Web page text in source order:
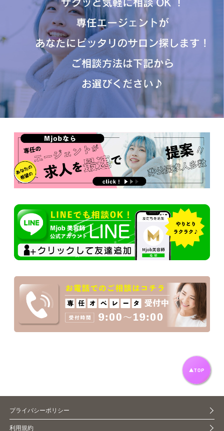
プライバシーポリシー
利用規約